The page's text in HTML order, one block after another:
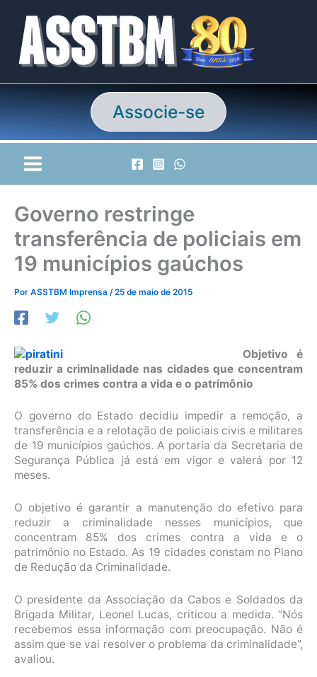
conteúdo
Associe-se
Governo restringe
transferência de policiais em
19 municípios gaúchos
Por ASSTBM Imprensa /25 de maio de 2015
Objetivo é
reduzir a criminalidade nas cidades que concentram
85% dos crimes contra a vida e o patrimônio
O governo do Estado decidiu impedir a remoção, a
transferência e a relotação de policiais civis e militares
de 19 municípios gaúchos. A portaria da Secretaria de
Segurança Pública já está em vigor e valerá por 12
meses.
O objetivo é garantir a manutenção do efetivo para
reduzir a criminalidade nesses municípios, que
concentram 85% dos crimes contra a vida e o
patrimônio no Estado. As 19 cidades constam no Plano
de Redução da Criminalidade.
O presidente da Associação da Cabos e Soldados da
Brigada Militar, Leonel Lucas, criticou a medida. “Nós
recebemos essa informação com preocupação. Não é
assim que se vai resolver o problema da criminalidade”,
avaliou.